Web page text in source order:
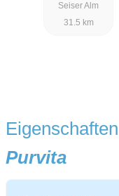
Seiser Alm
31.5 km
Purvita